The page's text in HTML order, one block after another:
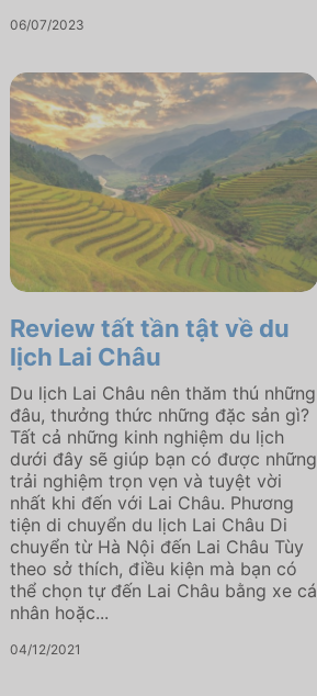
06/07/2023
Review tất tần tật về du
lịch Lai Châu
Du lịch Lai Châu nên thăm thú những
đâu, thưởng thức những đặc sản gì?
Tất cả những kinh nghiệm du lịch
dưới đây sẽ giúp bạn có được những
trải nghiệm trọn vẹn và tuyệt vời
nhất khi đến với Lai Châu. Phương
tiện di chuyển du lịch Lai Châu Di
chuyển từ Hà Nội đến Lai Châu Tùy
theo sở thích, điều kiện mà bạn có
thể chọn tự đến Lai Châu bằng xe cá
nhân hoặc...
04/12/2021